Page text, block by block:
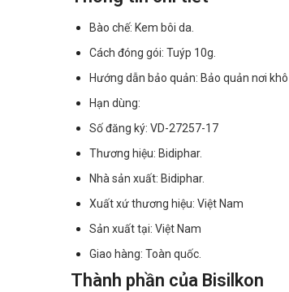
Bào chế: Kem bôi da.
Cách đóng gói: Tuýp 10g.
Hướng dẫn bảo quản: Bảo quản nơi
Hạn dùng:
Số đăng ký: VD-27257-17
Thương hiệu: Bidiphar.
Nhà sản xuất: Bidiphar.
Xuất xứ thương hiệu: Việt Nam
Sản xuất tại: Việt Nam
Giao hàng: Toàn quốc.
Thành phần của Bisilkon